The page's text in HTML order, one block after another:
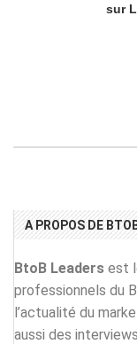
sur
A PROPOS DE
BtoB Leaders est
professionnels du
l’actualité du
aussi des